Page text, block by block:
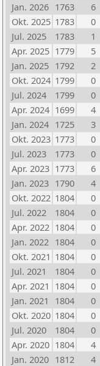
Jan. 2026 1763 6
Okt. 2025 1783 0
Jul. 2025
1783 1
Apr. 2025 1779 5
Jan. 2025 1792 2
Okt. 2024 1799 0
Jul. 2024
1799 0
Apr. 2024 1699 4
Jan. 2024 1725 3
Okt. 2023 1773 0
Jul. 2023
1773 0
Apr. 2023 1773 6
Jan. 2023 1790 4
Okt. 2022 1804 0
Jul. 2022
1804 0
Apr. 2022 1804 0
Jan. 2022 1804 0
Okt. 2021 1804 0
Jul. 2021
1804 0
Apr. 2021 1804 0
Jan. 2021
1804 0
Okt. 2020 1804 0
Jul. 2020
1804 0
Apr. 2020 1804 4
Jan. 2020 1812 4